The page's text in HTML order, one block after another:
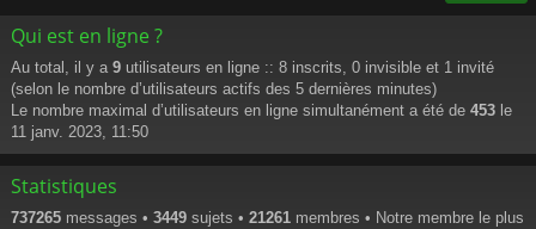
Qui est en ligne ?
Au total, il y a 9 utilisateurs en ligne :: 8 inscrits, 0 invisible et 1 invité
(selon le nombre d’utilisateurs actifs des 5 dernières minutes)
Le nombre maximal d’utilisateurs en ligne simultanément a été de 453 le
11 janv. 2023, 11:50
Statistiques
737265 messages • 3449 sujets • 21261 membres • Notre membre le plus